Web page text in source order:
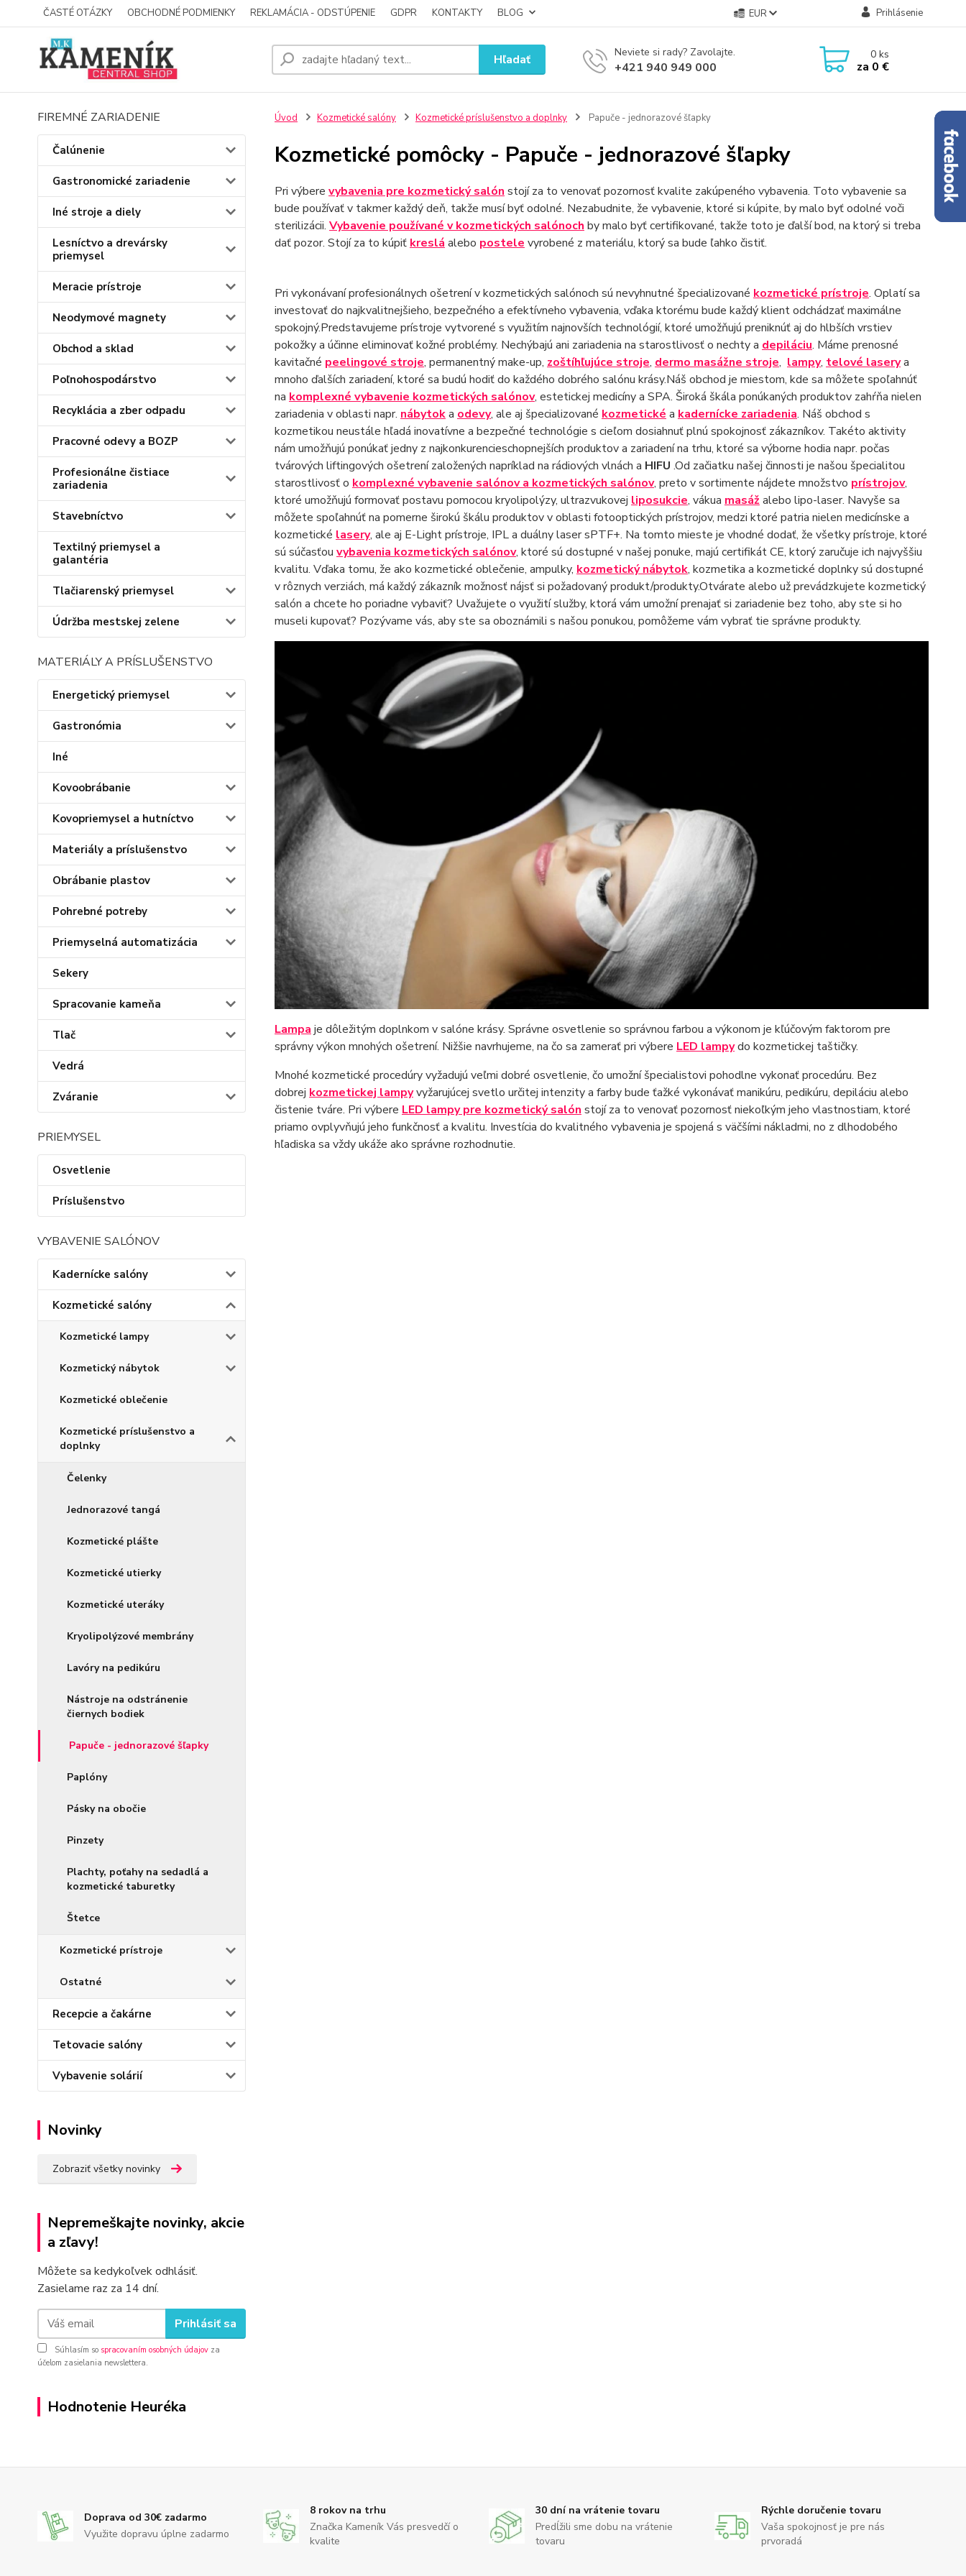
ČASTÉ OTÁZKY OBCHODNÉ PODMIENKY REKLAMÁCIA - ODSTÚPENIE GDPR KONTAKTY BLOG EUR Prihlásenie
Hľadať Neviete si rady? Zavolajte.
+421 940 949 000
0ks
za 0 €
FIREMNÉ ZARIADENIE
Čalúnenie
Gastronomické zariadenie
Iné stroje a diely
Lesníctvo a drevársky
priemysel
Meracie prístroje
Neodymové magnety
Obchod a sklad
Poľnohospodárstvo
Recyklácia a zber odpadu
Pracovné odevy a BOZP
Profesionálne čistiace
zariadenia
Stavebníctvo
Textilný priemysel a
galantéria
Tlačiarenský priemysel
Údržba mestskej zelene
MATERIÁLY A PRÍSLUŠENSTVO
Energetický priemysel
Gastronómia
Iné
Kovoobrábanie
Kovopriemysel a hutníctvo
Materiály a príslušenstvo
Obrábanie plastov
Pohrebné potreby
Priemyselná automatizácia
Sekery
Spracovanie kameňa
Tlač
Vedrá
Zváranie
PRIEMYSEL
Osvetlenie
Príslušenstvo
VYBAVENIE SALÓNOV
Kadernícke salóny
Kozmetické salóny
Kozmetické lampy
Kozmetický nábytok
Kozmetické oblečenie
Kozmetické príslušenstvo a
doplnky
Čelenky
Jednorazové tangá
Kozmetické plášte
Kozmetické utierky
Kozmetické uteráky
Kryolipolýzové membrány
Lavóry na pedikúru
Nástroje na odstránenie
čiernych bodiek
Papuče - jednorazové šľapky
Paplóny
Pásky na obočie
Pinzety
Plachty, poťahy na sedadlá a
kozmetické taburetky
Štetce
Kozmetické prístroje
Ostatné
Recepcie a čakárne
Tetovacie salóny
Vybavenie solárií
Novinky
Zobraziť všetky novinky
Nepremeškajte novinky, akcie
a zľavy!
Môžete sa kedykoľvek odhlásiť.
Zasielame raz za 14 dní.
Prihlásiť sa
Súhlasím so spracovaním osobných údajov za
účelom zasielania newslettera.
Hodnotenie Heuréka
Úvod Kozmetické salóny Kozmetické príslušenstvo a doplnky Papuče - jednorazové šľapky
Kozmetické pomôcky - Papuče - jednorazové šľapky
Pri výbere vybavenia pre kozmetický salón stojí za to venovať pozornosť kvalite zakúpeného vybavenia. Toto vybavenie sa
bude používať v takmer každý deň, takže musí byť odolné. Nezabudnite, že vybavenie, ktoré si kúpite, by malo byť odolné voči
sterilizácii. Vybavenie používané v kozmetických salónoch by malo byť certifikované, takže toto je ďalší bod, na ktorý si treba
dať pozor. Stojí za to kúpiť kreslá alebo postele vyrobené z materiálu, ktorý sa bude ľahko čistiť.
Pri vykonávaní profesionálnych ošetrení v kozmetických salónoch sú nevyhnutné špecializované kozmetické prístroje. Oplatí sa
investovať do najkvalitnejšieho, bezpečného a efektívneho vybavenia, vďaka ktorému bude každý klient odchádzať maximálne
spokojný.Predstavujeme prístroje vytvorené s využitím najnovších technológií, ktoré umožňujú preniknúť aj do hlbších vrstiev
pokožky a účinne eliminovať kožné problémy. Nechýbajú ani zariadenia na starostlivosť o nechty a depiláciu. Máme prenosné
kavitačné peelingové stroje, permanentný make-up, zoštíhľujúce stroje, dermo masážne stroje, lampy, telové laserya
mnoho ďalších zariadení, ktoré sa budú hodiť do každého dobrého salónu krásy.Náš obchod je miestom, kde sa môžete spoľahnúť
na komplexné vybavenie kozmetických salónov, estetickej medicíny a SPA. Široká škála ponúkaných produktov zahŕňa nielen
zariadenia v oblasti napr. nábytoka odevy, ale aj špecializované kozmetické a kadernícke zariadenia. Náš obchod s
kozmetikou neustále hľadá inovatívne a bezpečné technológie s cieľom dosiahnuť plnú spokojnosť zákazníkov. Takéto aktivity
nám umožňujú ponúkať jedny z najkonkurencieschopnejších produktov a zariadení na trhu, ktoré sa výborne hodia napr. počas
tvárových liftingových ošetrení založených napríklad na rádiových vlnách a HIFU .Od začiatku našej činnosti je našou špecialitou
starostlivosť o komplexné vybavenie salónov a kozmetických salónov, preto v sortimente nájdete množstvo prístrojov,
ktoré umožňujú formovať postavu pomocou kryolipolýzy, ultrazvukovej liposukcie, vákua masážalebo lipo-laser. Navyše sa
môžete spoľahnúť na pomerne širokú škálu produktov v oblasti fotooptických prístrojov, medzi ktoré patria nielen medicínske a
kozmetické lasery, ale aj E-Light prístroje, IPL a duálny laser sPTF+. Na tomto mieste je vhodné dodať, že všetky prístroje, ktoré
sú súčasťou vybavenia kozmetických salónov, ktoré sú dostupné v našej ponuke, majú certifikát CE, ktorý zaručuje ich najvyššiu
kvalitu. Vďaka tomu, že ako kozmetické oblečenie, ampulky, kozmetický nábytok, kozmetika a kozmetické doplnky sú dostupné
v rôznych verziách, má každý zákazník možnosť nájsť si požadovaný produkt/produkty.Otvárate alebo už prevádzkujete kozmetický
salón a chcete ho poriadne vybaviť? Uvažujete o využití služby, ktorá vám umožní prenajať si zariadenie bez toho, aby ste si ho
museli kupovať? Pozývame vás, aby ste sa oboznámili s našou ponukou, pomôžeme vám vybrať tie správne produkty.
Lampa je dôležitým doplnkom v salóne krásy. Správne osvetlenie so správnou farbou a výkonom je kľúčovým faktorom pre
správny výkon mnohých ošetrení. Nižšie navrhujeme, na čo sa zamerať pri výbere LED lampydo kozmetickej taštičky.
Mnohé kozmetické procedúry vyžadujú veľmi dobré osvetlenie, čo umožní špecialistovi pohodlne vykonať procedúru. Bez
dobrej kozmetickej lampyvyžarujúcej svetlo určitej intenzity a farby bude ťažké vykonávať manikúru, pedikúru, depiláciu alebo
čistenie tváre. Pri výbere LED lampy pre kozmetický salón stojí za to venovať pozornosť niekoľkým jeho vlastnostiam, ktoré
priamo ovplyvňujú jeho funkčnosť a kvalitu. Investícia do kvalitného vybavenia je spojená s väčšími nákladmi, no z dlhodobého
hľadiska sa vždy ukáže ako správne rozhodnutie.
Doprava od 30€ zadarmo
Využite dopravu úplne zadarmo
8 rokov na trhu
Značka Kameník Vás presvedčí o
kvalite
30 dní na vrátenie tovaru
Predĺžili sme dobu na vrátenie
tovaru
Rýchle doručenie tovaru
Vaša spokojnosť je pre nás
prvoradá